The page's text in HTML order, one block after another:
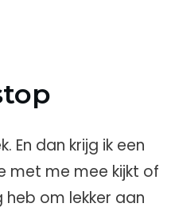
En dan krijg ik een
met me mee kijkt of
om lekker aan